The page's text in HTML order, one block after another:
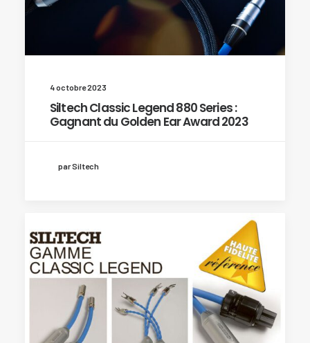
4 octobre 2023
Siltech Classic Legend 880 Series :
Gagnant du Golden Ear Award 2023
par Siltech